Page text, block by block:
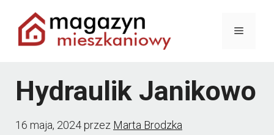
Przejdź
Menu
Hydraulik Janikowo
16 maja, 2024przez Marta Brodzka